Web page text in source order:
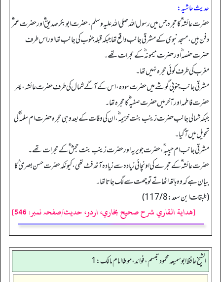
حدیث حاشیہ:
حضرت عائشہ ؓ کا حجرہ جس میں رسول اللہ صلی اللہ علیہ وسلم ، حضرت ابو بکر صدیق ؓ اور حضرت عمر ؓ
دفن ہیں، مسجد نبوی کے مشرقی جانب واقع تھا جبکہ قبلہ جنوب کی جانب تھا اور اس طرف
حضرت حفصہ ؓ اور حضرت میمونہ ؓ کے حجرات تھے۔
مغرب کی طرف کوئی حجرہ نہیں تھا۔
مشرقی جانب جنوبی گوشے میں حضرت سودہ، اس کے آگے شمال کی طرف حضرت عائشہ، پھر
حضرت فاطمہ اور آخر میں حضرت صفیہ ؓ کا حجرہ تھا۔
جبکہ شمالی جانب حضرت زینب بنت خزیمہ ؓ، ان کی وفات کے بعد وہی حجرہ حضرت ام سلمہ ؓ کی
تحویل میں آگیا۔
مشرقی جانب ام حبیبہ ؓ، حضرت جویریہ اور حضرت زینب بنت حجش ؓ کے حجرات تھے۔
حضرت عائشہ ؓ کے حجرے کی اونچائی زیادہ سے زیادہ آٹھ فٹ تھی، کیونکہ حضرت حسن بصری ؒ کا
بیان ہے کہ وہ ہاتھ اٹھاتے تو چھت سے لگ جاتا تھا۔
(طبقات ابن سعد: 117/8)
[هداية القاري شرح صحيح بخاري، اردو، حدیث/صفحہ نمبر: 546]
الشيخ حافظ ابو سمیعہ محمود تبسم، فوائد، موطا امام مالک : 1